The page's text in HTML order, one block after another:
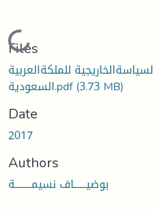
Loading...
Files
للملكةالعربية
السعودية.pdf(3.73 MB)
Date
2017
Authors
بوضيــــــاف نسيمــــــــة